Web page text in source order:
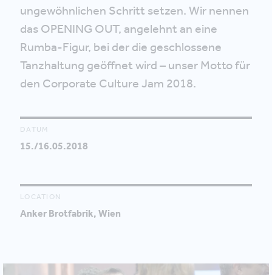
ungewöhnlichen Schritt setzen. Wir nennen
das OPENING OUT, angelehnt an eine
Rumba-Figur, bei der die geschlossene
Tanzhaltung geöffnet wird – unser Motto für
den Corporate Culture Jam 2018.
DATUM
15./16.05.2018
LOCATION
Anker Brotfabrik, Wien